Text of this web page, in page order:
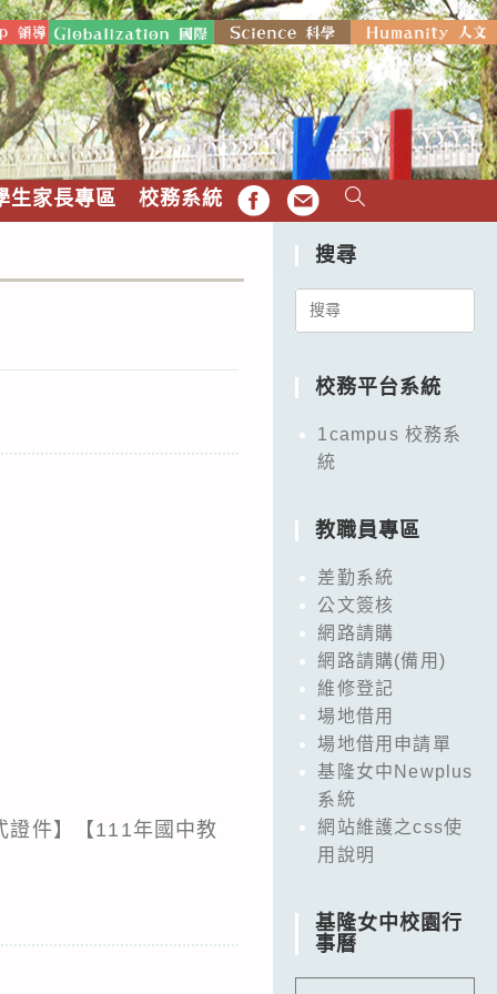
生家長專區 校務系統 FB EMAIL
證件】【111年國中教
搜尋
Search
校務平台系統
1campus 校務系
統
教職員專區
差勤系統
公文簽核
網路請購
網路請購(備用)
維修登記
場地借用
場地借用申請單
基隆女中Newplus
系統
網站維護之css使
用說明
基隆女中校園行
事曆